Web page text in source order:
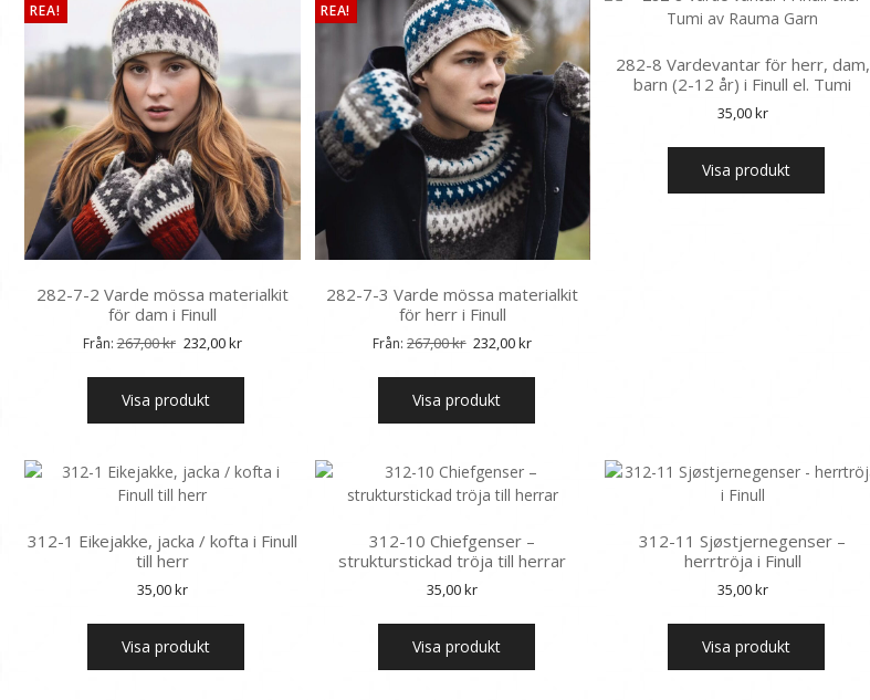
REA!
282-7-2 Varde mössa materialkit
för dam i Finull
Från:267,00kr Det
priset
var:
267,00 kr.
232,00krDet
priset
232,00 kr.
Visa produkt
REA!
282-7-3 Varde mössa materialkit
för herr i Finull
Från:267,00kr Det
priset
var:
267,00 kr.
232,00krDet
priset
232,00 kr.
Visa produkt
282-8 Vardevantar för herr, dam,
barn (2-12 år) i Finull el. Tumi
35,00kr
Visa produkt
312-1 Eikejakke, jacka / kofta i Finull
till herr
35,00kr
Visa produkt
312-10 Chiefgenser –
strukturstickad tröja till herrar
35,00kr
Visa produkt
312-11 Sjøstjernegenser –
herrtröja i Finull
35,00kr
Visa produkt